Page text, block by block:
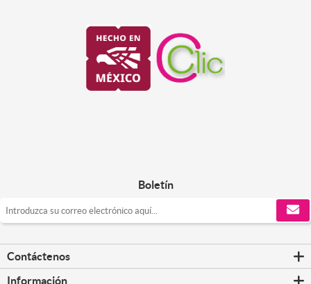
Boletín
Contáctenos
Información